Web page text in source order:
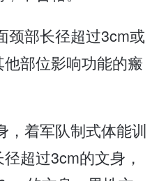
颈部长径超过3cm或
部位影响功能的瘢
，着军队制式体能训
超过3cm的文身，